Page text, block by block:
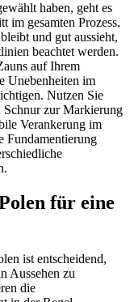
haben, geht es
im gesamten Prozess.
und gut aussieht,
beachtet werden.
auf Ihrem
Unebenheiten im
Nutzen Sie
Schnur zur Markierung
Verankerung im
Fundamentierung
für eine
ist entscheidend,
Aussehen zu
die